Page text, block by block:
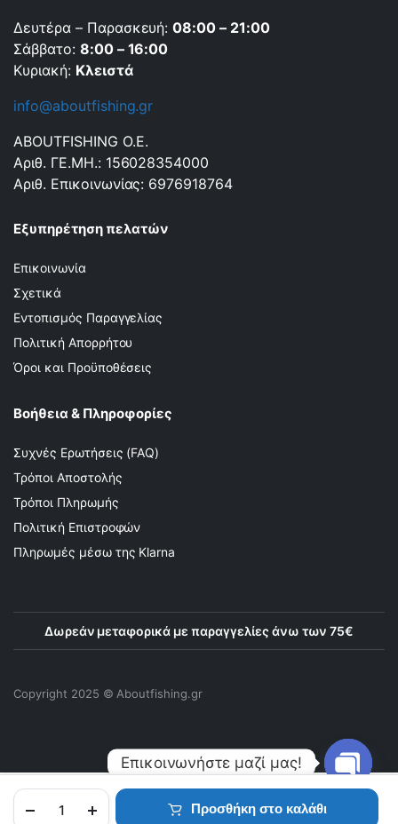
Προσθήκη στο καλάθι
Δευτέρα – Παρασκευή:08:00 – 21:00
Σάββατο: 8:00 – 16:00
Κυριακή: Κλειστά
info@aboutfishing.gr
ABOUTFISHING Ο.Ε.
Αριθ. ΓΕ.ΜΗ.: 156028354000
Αριθ. Επικοινωνίας: 6976918764
Εξυπηρέτηση πελατών
Επικοινωνία
Σχετικά
Εντοπισμός Παραγγελίας
Πολιτική Απορρήτου
Όροι και Προϋποθέσεις
Βοήθεια & Πληροφορίες
Συχνές Ερωτήσεις (FAQ)
Τρόποι Αποστολής
Τρόποι Πληρωμής
Πολιτική Επιστροφών
Πληρωμές μέσω της Klarna
Δωρεάν μεταφορικά με παραγγελίες άνω των 75€
Copyright 2025 © Αboutfishing.gr
Επικοινωνήστε μαζί μας!